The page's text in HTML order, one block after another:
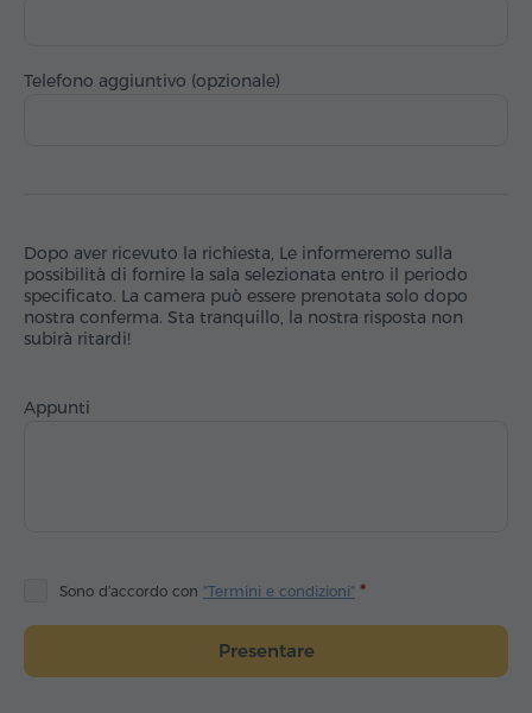
Telefono aggiuntivo (opzionale)
Dopo aver ricevuto la richiesta, Le informeremo sulla
possibilità di fornire la sala selezionata entro il periodo
specificato. La camera può essere prenotata solo dopo
nostra conferma. Sta tranquillo, la nostra risposta non
subirà ritardi!
Appunti
Sono d'accordo con "Termini e condizioni"
Presentare